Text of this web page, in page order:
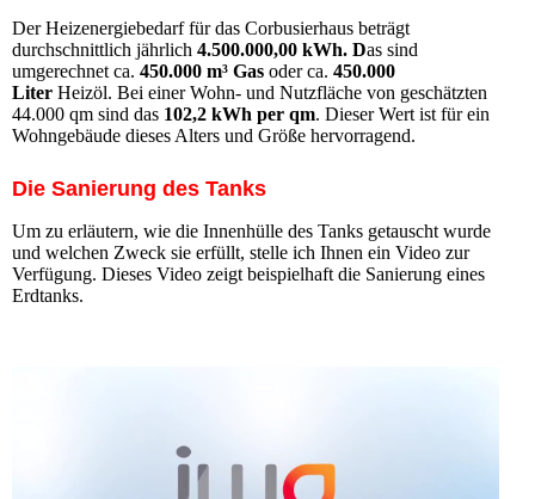
Der Heizenergiebedarf für das Corbusierhaus beträgt
durchschnittlich jährlich 4.500.000,00 kWh. Das sind
umgerechnet ca. 450.000 m³ Gas oder ca. 450.000
Liter Heizöl. Bei einer Wohn- und Nutzfläche von geschätzten
44.000 qm sind das 102,2 kWh per qm. Dieser Wert ist für ein
Wohngebäude dieses Alters und Größe hervorragend.
Die Sanierung des Tanks
Um zu erläutern, wie die Innenhülle des Tanks getauscht wurde
und welchen Zweck sie erfüllt, stelle ich Ihnen ein Video zur
Verfügung. Dieses Video zeigt beispielhaft die Sanierung eines
Erdtanks.